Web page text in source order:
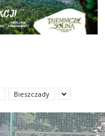
Bieszczady